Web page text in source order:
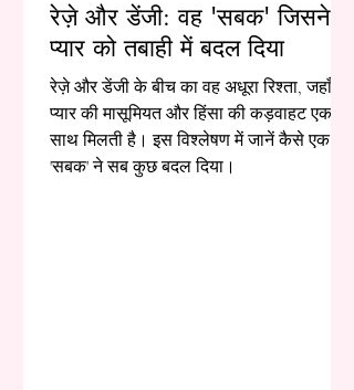
रेज़े और डेंजी: वह 'सबक' जिसने
प्यार को तबाही में बदल दिया
रेज़े और डेंजी के बीच का वह अधूरा रिश्ता, जहाँ
प्यार की मासूमियत और हिंसा की कड़वाहट एक
साथ मिलती है। इस विश्लेषण में जानें कैसे एक
'सबक' ने सब कुछ बदल दिया।